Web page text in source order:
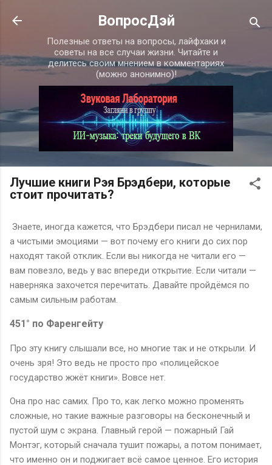
К основному контенту
ВопросДэй
Полезные ответы на вопросы, лайфхаки и
советы на все случаи жизни. Читайте и
делитесь своим мнением в комментариях
(можно анонимно)!
Лучшие книги Рэя Брэдбери, которые
стоит прочитать?
Знаете, иногда кажется, что Брэдбери писал не чернилами,
а чистыми эмоциями — вот почему его книги до сих пор
находят такой отклик. Если вы никогда не читали его —
вам повезло, ведь у вас впереди открытие. Если читали —
наверняка захочется перечитать. Давайте пройдёмся по
самым сильным работам.
451° по Фаренгейту
Про эту книгу слышали все, но многие так и не открыли. И
очень зря! Это ведь не просто про «полицейское
государство жжёт книги». Вовсе нет.
Она про нас самих. Про то, как легко можно променять
сложные, но такие важные разговоры на бесконечный и
пустой шум с экрана. Главный герой — пожарный Гай
Монтэг, который сначала тушит пожары, а потом понимает,
что именно он и поджигает всё самое ценное. Его история